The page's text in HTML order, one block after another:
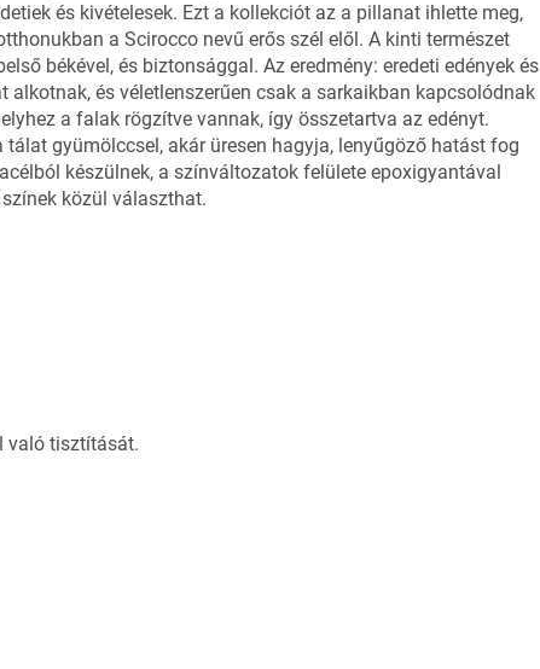
és kivételesek. Ezt a kollekciót az a pillanat ihlette meg,
a Scirocco nevű erős szél elől. A kinti természet
békével, és biztonsággal. Az eredmény: eredeti edények és
és véletlenszerűen csak a sarkaikban kapcsolódnak
a falak rögzítve vannak, így összetartva az edényt.
tálat gyümölccsel, akár üresen hagyja, lenyűgöző hatást fog
készülnek, a színváltozatok felülete epoxigyantával
közül választhat.
való tisztítását.